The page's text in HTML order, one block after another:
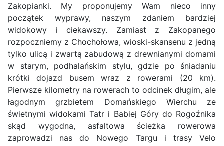
Zakopianki. My proponujemy Wam nieco inny
początek wyprawy, naszym zdaniem bardziej
widokowy i ciekawszy. Zamiast z Zakopanego
rozpoczniemy z Chochołowa, wioski-skansenu z jedną
tylko ulicą i zwartą zabudową z drewnianymi domami
w starym, podhalańskim stylu, gdzie po śniadaniu
krótki dojazd busem wraz z rowerami (20 km).
Pierwsze kilometry na rowerach to odcinek długim, ale
łagodnym grzbietem Domańskiego Wierchu ze
świetnymi widokami Tatr i Babiej Góry do Rogoźnika
skąd wygodna, asfaltowa ścieżka rowerowa
zaprowadzi nas do Nowego Targu i trasy Velo